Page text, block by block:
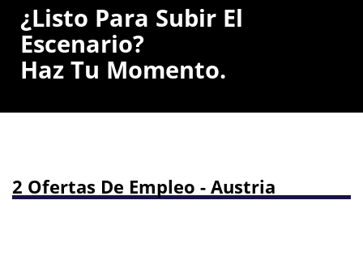
¿Listo Para Subir El
Escenario?
Haz Tu Momento.
2 Ofertas De Empleo - Austria